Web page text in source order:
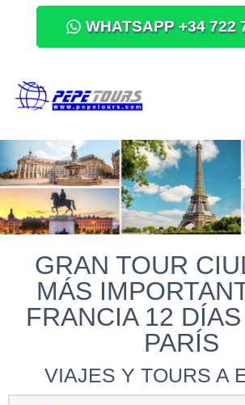
WHATSAPP +34 722
GRAN TOUR
MÁS
FRANCIA 12
PARÍS
VIAJES Y TOURS A